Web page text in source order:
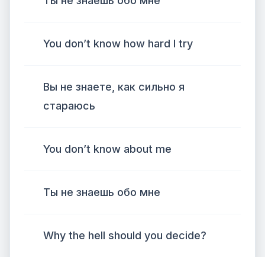
You don’t know how hard I try
Вы не знаете, как сильно я
стараюсь
You don’t know about me
Ты не знаешь обо мне
Why the hell should you decide?